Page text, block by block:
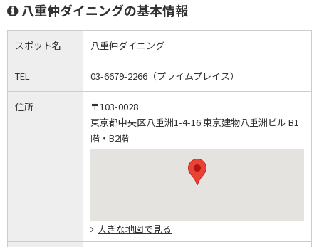
八重仲ダイニングの基本情報
スポット名 八重仲ダイニング
TEL 03-6679-2266（プライムプレイス）
住所
〒103-0028
東京都中央区八重洲1-4-16 東京建物八重洲ビル B1
階・B2階
大きな地図で見る